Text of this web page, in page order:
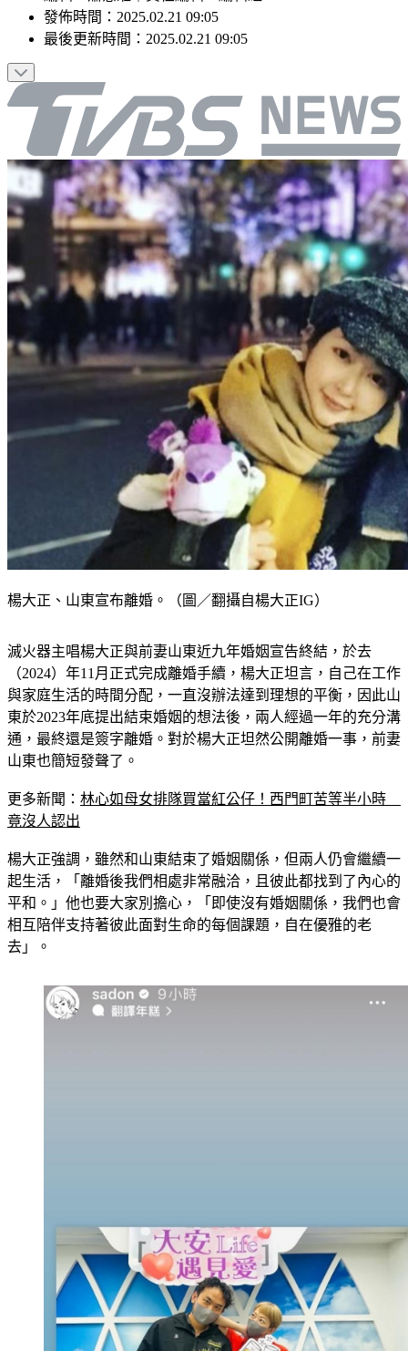
編輯：蕭意溎｜責任編輯：
發佈時間：2025.02.21 09:05
滅火器主唱楊大正與前妻山東近九年婚姻宣告終結，於去
（2024）年11月正式完成離婚手續，楊大正坦言，自己在工作
與家庭生活的時間分配，一直沒辦法達到理想的平衡，因此山
東於2023年底提出結束婚姻的想法後，兩人經過一年的充分溝
通，最終還是簽字離婚。對於楊大正坦然公開離婚一事，前妻
更多新聞：
楊大正強調，雖然和山東結束了婚姻關係，但兩人仍會繼續一
起生活，「離婚後我們相處非常融洽，且彼此都找到了內心的
平和。」他也要大家別擔心，「即使沒有婚姻關係，我們也會
相互陪伴支持著彼此面對生命的每個課題，自在優雅的老